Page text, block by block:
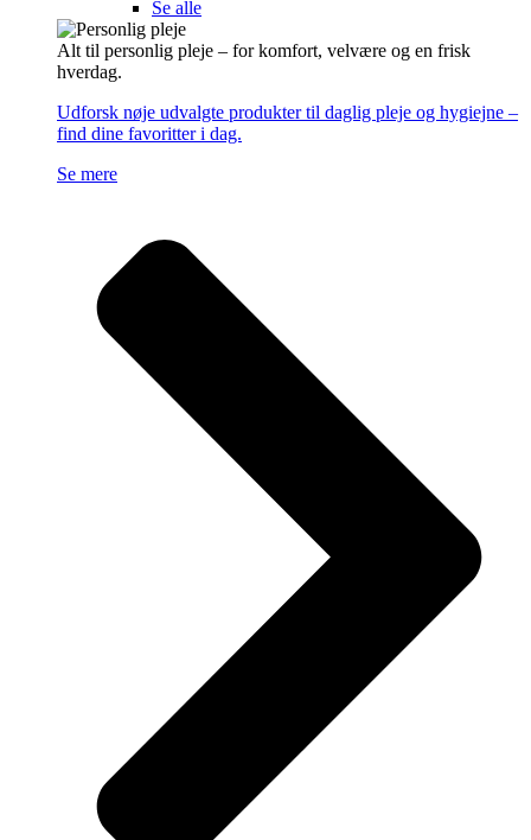
Se alle
Alt til personlig pleje – for komfort, velvære og en frisk
hverdag.
Udforsk nøje udvalgte produkter til daglig pleje og hygiejne –
find dine favoritter i dag.
Se mere